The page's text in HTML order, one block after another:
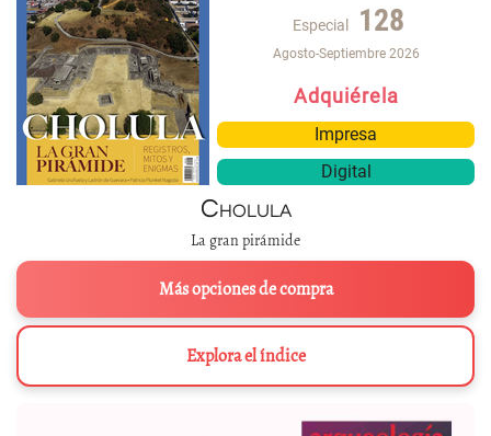
Especial 128
Agosto-Septiembre 2026
Adquiérela
Impresa
Digital
Cholula
La gran pirámide
Más opciones de compra
Explora el índice